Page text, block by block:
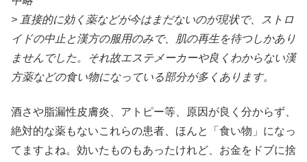
> 直接的に効く薬などが今はまだないのが現状で、ストロ
イドの中止と漢方の服用のみで、肌の再生を待つしかあり
ませんでした。それ故エステメーカーや良くわからない漢
方薬などの食い物になっている部分が多くあります。
酒さや脂漏性皮膚炎、アトピー等、原因が良く分からず、
絶対的な薬もないこれらの患者、ほんと「食い物」になっ
てますよね。効いたものもあったけれど、お金をドブに捨